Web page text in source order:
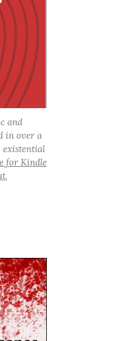
and
in over a
existential
for Kindle